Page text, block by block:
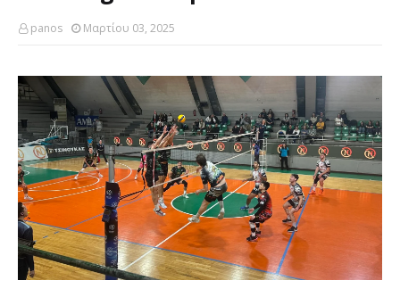
panos Μαρτίου 03, 2025